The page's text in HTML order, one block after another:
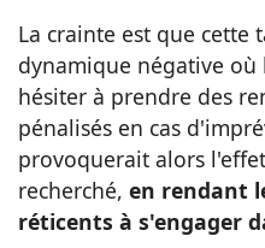
La crainte est que cette
dynamique négative
hésiter à prendre des
pénalisés en cas
provoquerait alors
recherché, en rendant
réticents à s'engager